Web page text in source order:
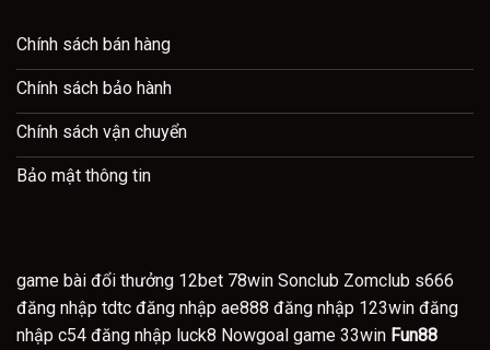
Chính sách bán hàng
Chính sách bảo hành
Chính sách vận chuyển
Bảo mật thông tin
game bài đổi thưởng 12bet 78win Sonclub Zomclub s666
đăng nhập tdtc đăng nhập ae888 đăng nhập 123win đăng
nhập c54 đăng nhập luck8 Nowgoal game 33win Fun88